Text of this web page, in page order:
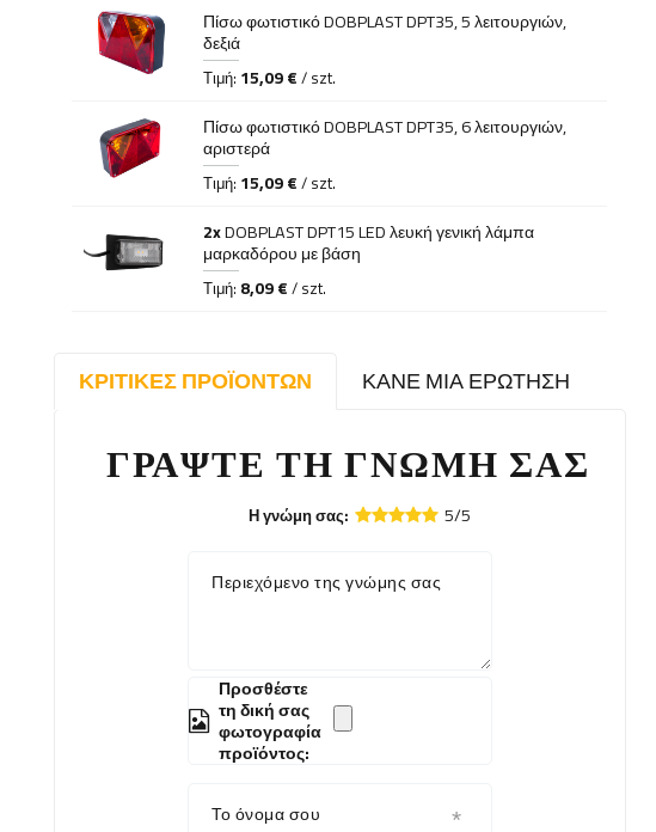
Πίσω φωτιστικό DOBPLAST DPT35, 5 λειτουργιών,
δεξιά
Τιμή: 15,09 € / szt.
Πίσω φωτιστικό DOBPLAST DPT35, 6 λειτουργιών,
αριστερά
Τιμή: 15,09 € / szt.
2xDOBPLAST DPT15 LED λευκή γενική λάμπα
μαρκαδόρου με βάση
Τιμή: 8,09 € / szt.
ΚΡΙΤΙΚΈΣ ΠΡΟΪΌΝΤΩΝ ΚΆΝΕ ΜΙΑ ΕΡΏΤΗΣΗ
ΓΡΆΨΤΕ ΤΗ ΓΝΏΜΗ ΣΑΣ
Η γνώμη σας: 5/5
Περιεχόμενο της γνώμης σας
Προσθέστε
τη δική σας
φωτογραφία
προϊόντος:
Το όνομα σου